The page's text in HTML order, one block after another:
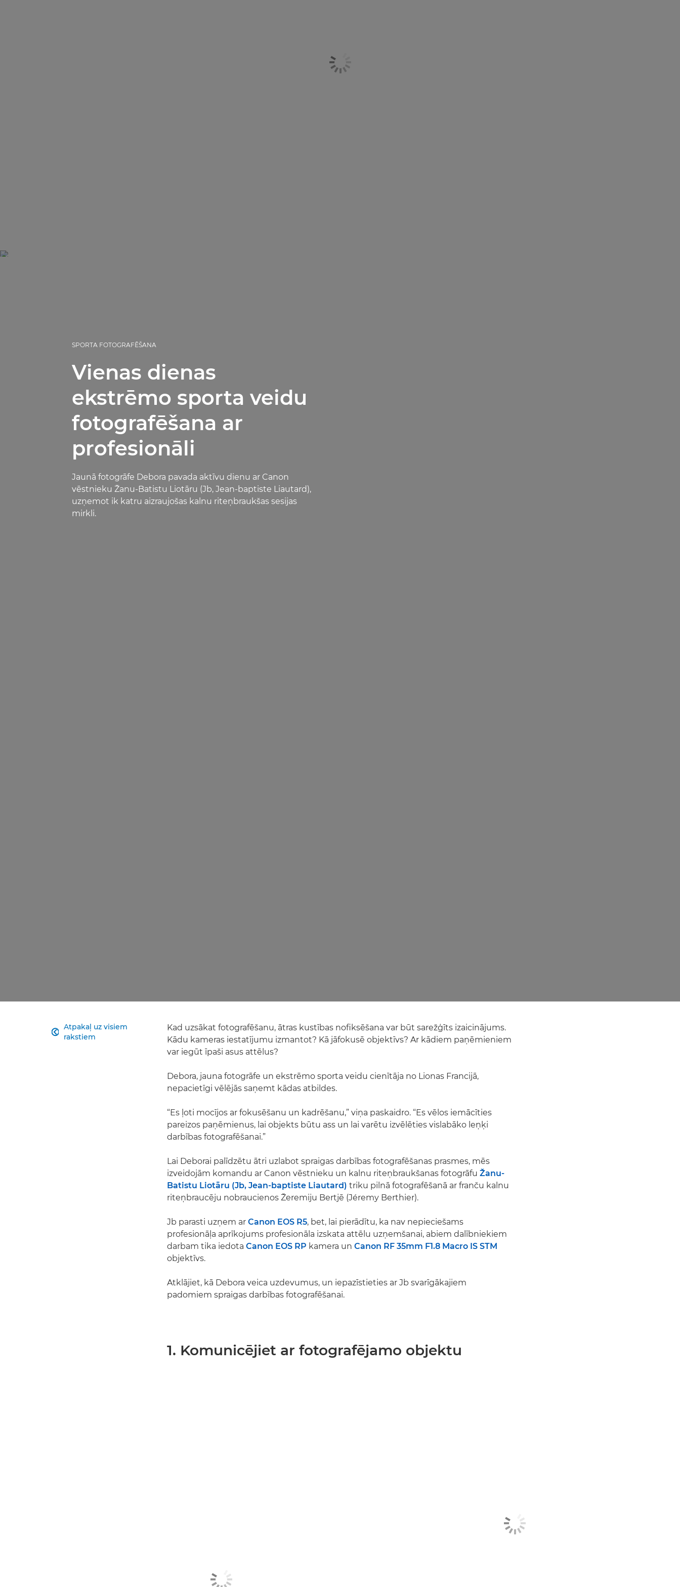
SPORTA FOTOGRAFĒŠANA
Vienas dienas
ekstrēmo sporta veidu
fotografēšana ar
profesionāli
Jaunā fotogrāfe Debora pavada aktīvu dienu ar Canon
vēstnieku Žanu-Batistu Liotāru (Jb, Jean-baptiste Liautard),
uzņemot ik katru aizraujošas kalnu riteņbraukšas sesijas
mirkli.
Atpakaļ uz visiem
rakstiem

Kad uzsākat fotografēšanu, ātras kustības nofiksēšana var būt sarežģīts izaicinājums.
Kādu kameras iestatījumu izmantot? Kā jāfokusē objektīvs? Ar kādiem paņēmieniem
var iegūt īpaši asus attēlus?
Debora, jauna fotogrāfe un ekstrēmo sporta veidu cienītāja no Lionas Francijā,
nepacietīgi vēlējās saņemt kādas atbildes.
“Es ļoti mocījos ar fokusēšanu un kadrēšanu,” viņa paskaidro. “Es vēlos iemācīties
pareizos paņēmienus, lai objekts būtu ass un lai varētu izvēlēties vislabāko leņķi
darbības fotografēšanai.”
Lai Deborai palīdzētu ātri uzlabot spraigas darbības fotografēšanas prasmes, mēs
izveidojām komandu ar Canon vēstnieku un kalnu riteņbraukšanas fotogrāfu Žanu-
Batistu Liotāru (Jb, Jean-baptiste Liautard) triku pilnā fotografēšanā ar franču kalnu
riteņbraucēju nobraucienos Žeremiju Bertjē (Jéremy Berthier).
Jb parasti uzņem ar Canon EOS R5, bet, lai pierādītu, ka nav nepieciešams
profesionāļa aprīkojums profesionāla izskata attēlu uzņemšanai, abiem dalībniekiem
darbam tika iedota Canon EOS RP kamera un Canon RF 35mm F1.8 Macro IS STM
objektīvs.
Atklājiet, kā Debora veica uzdevumus, un iepazīstieties ar Jb svarīgākajiem
padomiem spraigas darbības fotografēšanai.
1. Komunicējiet ar fotografējamo objektu